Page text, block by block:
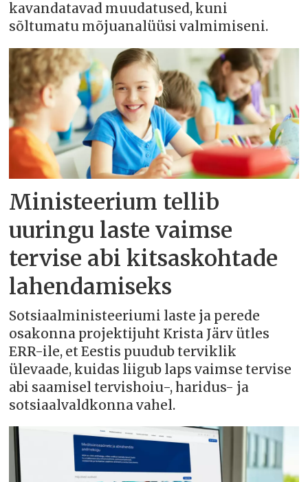
kavandatavad muudatused, kuni
sõltumatu mõjuanalüüsi valmimiseni.
Ministeerium tellib
uuringu laste vaimse
tervise abi kitsaskohtade
lahendamiseks
Sotsiaalministeeriumi laste ja perede
osakonna projektijuht Krista Järv ütles
ERR-ile, et Eestis puudub terviklik
ülevaade, kuidas liigub laps vaimse tervise
abi saamisel tervishoiu-, haridus- ja
sotsiaalvaldkonna vahel.